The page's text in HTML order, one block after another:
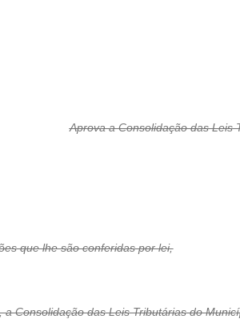
Aprova a Consolidação das Leis
que lhe são conferidas por lei,
Consolidação das Leis Tributárias do